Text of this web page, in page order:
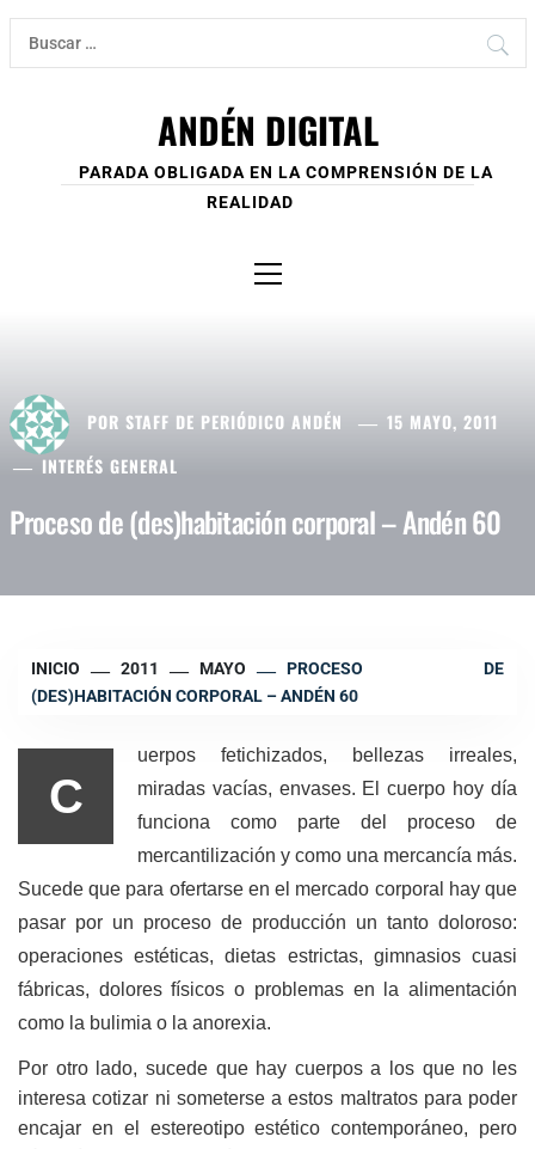
Ir
contenido
Buscar:
ANDÉN DIGITAL
PARADA OBLIGADA EN LA COMPRENSIÓN DE LA
REALIDAD
principal
POR STAFF DE PERIÓDICO ANDÉN
15 MAYO, 2011
INTERÉS GENERAL
Proceso de (des)habitación corporal – Andén 60
INICIO 2011 MAYO
PROCESO DE
(DES)HABITACIÓN CORPORAL – ANDÉN 60
C
uerpos fetichizados, bellezas irreales,
miradas vacías, envases. El cuerpo hoy día
funciona como parte del proceso de
mercantilización y como una mercancía más.
Sucede que para ofertarse en el mercado corporal hay que
pasar por un proceso de producción un tanto doloroso:
operaciones estéticas, dietas estrictas, gimnasios cuasi
fábricas, dolores físicos o problemas en la alimentación
como la bulimia o la anorexia.
Por otro lado, sucede que hay cuerpos a los que no les
interesa cotizar ni someterse a estos maltratos para poder
encajar en el estereotipo estético contemporáneo, pero